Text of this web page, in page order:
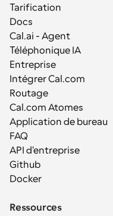
Tarification
Docs
Cal.ai - Agent
Téléphonique IA
Entreprise
Intégrer Cal.com
Routage
Cal.com Atomes
Application de bureau
FAQ
API d'entreprise
Github
Docker
Ressources